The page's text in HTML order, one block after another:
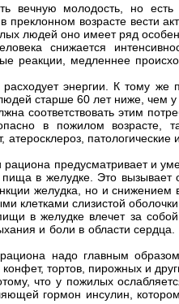
вечную молодость, но
преклонном возрасте вести
людей оно имеет ряд
снижается
реакции, медленнее
энергии. К тому
старше 60 лет ниже, чем
соответствовать этим
в пожилом возрасте,
атеросклероз,
рациона предусматривает и
пища в желудке. Это
желудка, но и
клетками слизистой
в желудке влечет за
и боли в области
надо главным
тортов, пирожных и
что у пожилых
гормон инсулин,